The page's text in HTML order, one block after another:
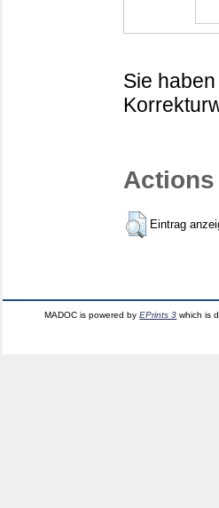
Sie
Eintrag
MADOC is powered byEPrints 3 which is